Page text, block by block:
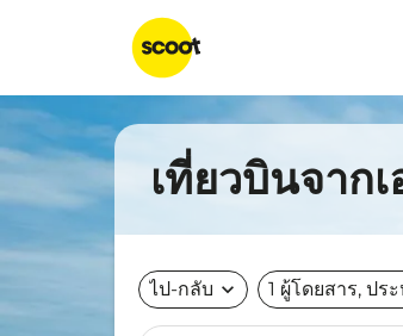
เที่ยวบินจาก
ไป-กลับ expand_more 1 ผู้โดยสาร, ปร